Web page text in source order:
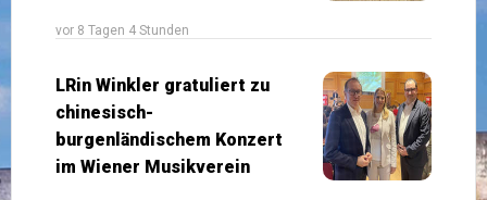
vor 8 Tagen 4 Stunden
LRin Winkler gratuliert zu
chinesisch-
burgenländischem Konzert
im Wiener Musikverein